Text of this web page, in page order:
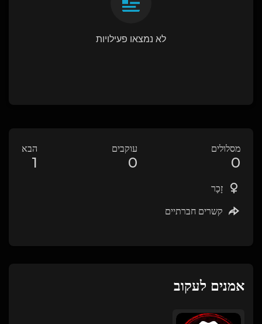
לא נמצאו פעילויות
מסלולים
0
עוקבים
0
הבא
1
זָכָר
קשרים חברתיים
אמנים לעקוב